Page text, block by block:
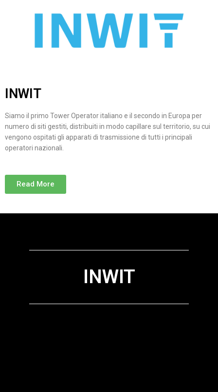
INWIT
Siamo il primo Tower Operator italiano e il secondo in Europa per
numero di siti gestiti, distribuiti in modo capillare sul territorio, su cui
vengono ospitati gli apparati di trasmissione di tutti i principali
operatori nazionali.
Read More
INWIT